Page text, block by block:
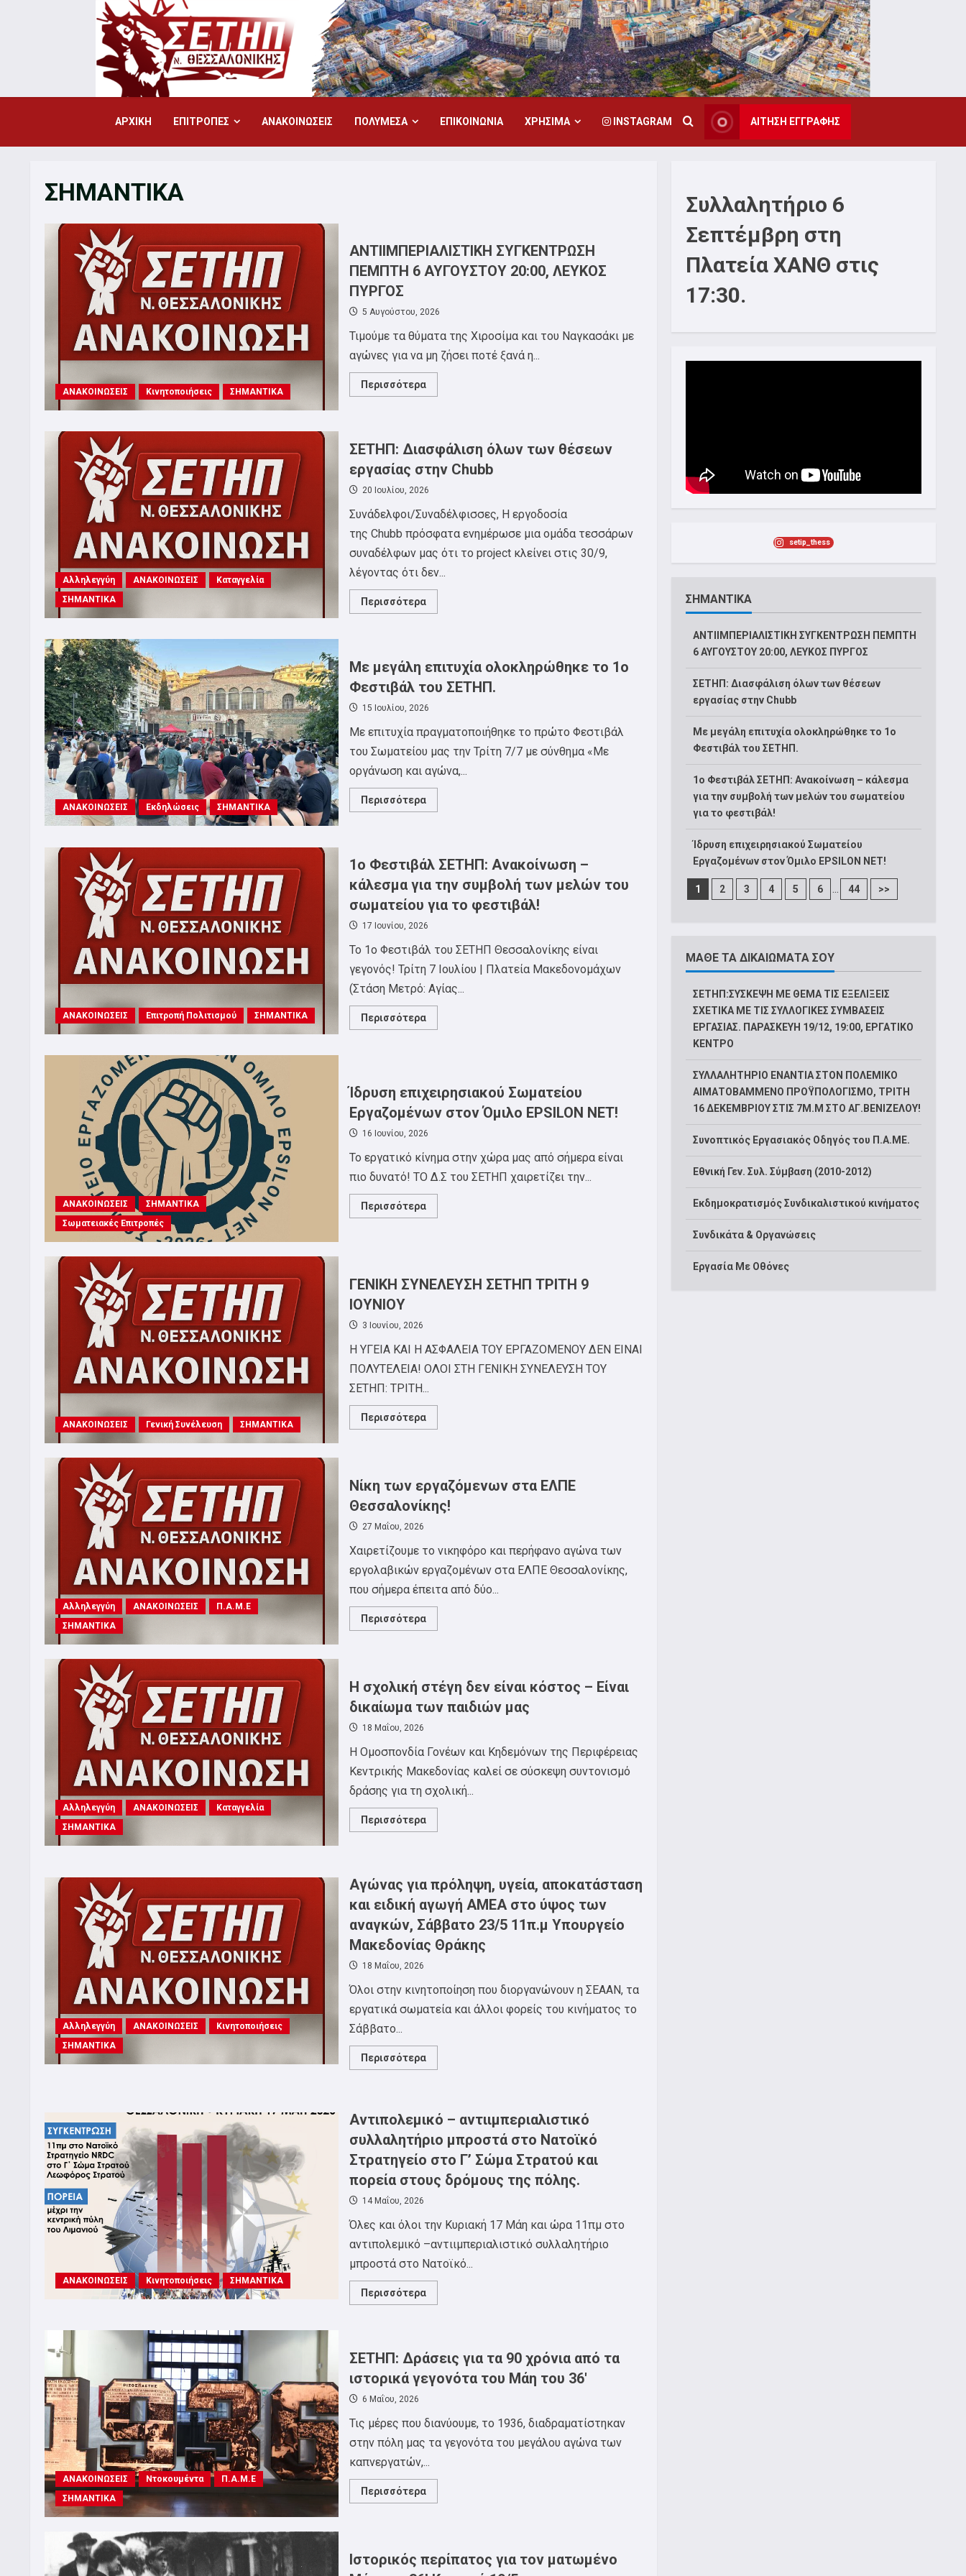
ΑΡΧΙΚΗ ΕΠΙΤΡΟΠΕΣ ΑΝΑΚΟΙΝΩΣΕΙΣ ΠΟΛΥΜΕΣΑ ΕΠΙΚΟΙΝΩΝΙΑ ΧΡΗΣΙΜΑ INSTAGRAM ΑΙΤΗΣΗ ΕΓΓΡΑΦΗΣ
ΣΗΜΑΝΤΙΚΑ
ΑΝΑΚΟΙΝΩΣΕΙΣ Κινητοποιήσεις ΣΗΜΑΝΤΙΚΑ
ΑΝΤΙΙΜΠΕΡΙΑΛΙΣΤΙΚΗ ΣΥΓΚΕΝΤΡΩΣΗ
ΠΕΜΠΤΗ 6 ΑΥΓΟΥΣΤΟΥ 20:00, ΛΕΥΚΟΣ
ΠΥΡΓΟΣ
5 Αυγούστου, 2026
Τιμούμε τα θύματα της Χιροσίμα και του Ναγκασάκι με
αγώνες για να μη ζήσει ποτέ ξανά η...
ΠερισσότεραRead
more
6
ΑΥΓΟΥΣΤΟΥ
20:00,
ΛΕΥΚΟΣ
ΠΥΡΓΟΣ
Αλληλεγγύη ΑΝΑΚΟΙΝΩΣΕΙΣ
Καταγγελία
ΣΗΜΑΝΤΙΚΑ
ΣΕΤΗΠ: Διασφάλιση όλων των θέσεων
εργασίας στην Chubb
20 Ιουλίου, 2026
Συνάδελφοι/Συναδέλφισσες, Η εργοδοσία
της Chubb πρόσφατα ενημέρωσε μια ομάδα τεσσάρων
συναδέλφων μας ότι το project κλείνει στις 30/9,
λέγοντας ότι δεν...
ΠερισσότεραRead
more
θέσεων
εργασίας
στην
ΑΝΑΚΟΙΝΩΣΕΙΣ Εκδηλώσεις ΣΗΜΑΝΤΙΚΑ
Με μεγάλη επιτυχία ολοκληρώθηκε το 1ο
Φεστιβάλ του ΣΕΤΗΠ.
15 Ιουλίου, 2026
Με επιτυχία πραγματοποιήθηκε το πρώτο Φεστιβάλ
του Σωματείου μας την Τρίτη 7/7 με σύνθημα «Με
οργάνωση και αγώνα,...
ΠερισσότεραRead
more
ολοκληρώθηκε
το
1ο
Φεστιβάλ
του
ΣΕΤΗΠ.
ΑΝΑΚΟΙΝΩΣΕΙΣ Επιτροπή Πολιτισμού ΣΗΜΑΝΤΙΚΑ
1o Φεστιβάλ ΣΕΤΗΠ: Ανακοίνωση –
κάλεσμα για την συμβολή των μελών του
σωματείου για το φεστιβάλ!
17 Ιουνίου, 2026
To 1o Φεστιβάλ του ΣΕΤΗΠ Θεσσαλονίκης είναι
γεγονός! Τρίτη 7 Ιουλίου | Πλατεία Μακεδονομάχων
(Στάση Μετρό: Αγίας...
ΠερισσότεραRead
more
–
κάλεσμα
για
την
συμβολή
των
του
για
φεστιβάλ!
ΑΝΑΚΟΙΝΩΣΕΙΣ
ΣΗΜΑΝΤΙΚΑ
Σωματειακές Επιτροπές
Ίδρυση επιχειρησιακού Σωματείου
Εργαζομένων στον Όμιλο EPSILON NET!
16 Ιουνίου, 2026
Το εργατικό κίνημα στην χώρα μας από σήμερα είναι
πιο δυνατό! ΤΟ Δ.Σ του ΣΕΤΗΠ χαιρετίζει την...
ΠερισσότεραRead
more
Όμιλο
ΑΝΑΚΟΙΝΩΣΕΙΣ Γενική Συνέλευση ΣΗΜΑΝΤΙΚΑ
ΓΕΝΙΚΗ ΣΥΝΕΛΕΥΣΗ ΣΕΤΗΠ ΤΡΙΤΗ 9
ΙΟΥΝΙΟΥ
3 Ιουνίου, 2026
Η ΥΓΕΙΑ ΚΑΙ Η ΑΣΦΑΛΕΙΑ ΤΟΥ ΕΡΓΑΖΟΜΕΝΟΥ ΔΕΝ ΕΙΝΑΙ
ΠΟΛΥΤΕΛΕΙΑ! ΟΛΟΙ ΣΤΗ ΓΕΝΙΚΗ ΣΥΝΕΛΕΥΣΗ ΤΟΥ
ΣΕΤΗΠ: ΤΡΙΤΗ...
ΠερισσότεραRead
more
9
ΙΟΥΝΙΟΥ
Αλληλεγγύη ΑΝΑΚΟΙΝΩΣΕΙΣ
Π.Α.Μ.Ε
ΣΗΜΑΝΤΙΚΑ
Νίκη των εργαζόμενων στα ΕΛΠΕ
Θεσσαλονίκης!
27 Μαΐου, 2026
Χαιρετίζουμε το νικηφόρο και περήφανο αγώνα των
εργολαβικών εργαζομένων στα ΕΛΠΕ Θεσσαλονίκης,
που σήμερα έπειτα από δύο...
ΠερισσότεραRead
more
στα
ΕΛΠΕ
Θεσσαλονίκης!
Αλληλεγγύη ΑΝΑΚΟΙΝΩΣΕΙΣ
Καταγγελία
ΣΗΜΑΝΤΙΚΑ
Η σχολική στέγη δεν είναι κόστος – Είναι
δικαίωμα των παιδιών μας
18 Μαΐου, 2026
Η Ομοσπονδία Γονέων και Κηδεμόνων της Περιφέρειας
Κεντρικής Μακεδονίας καλεί σε σύσκεψη συντονισμό
δράσης για τη σχολική...
ΠερισσότεραRead
more
δεν
είναι
κόστος
–
Είναι
δικαίωμα
των
παιδιών
Αλληλεγγύη ΑΝΑΚΟΙΝΩΣΕΙΣ
Κινητοποιήσεις
ΣΗΜΑΝΤΙΚΑ
Αγώνας για πρόληψη, υγεία, αποκατάσταση
και ειδική αγωγή ΑΜΕΑ στο ύψος των
αναγκών, Σάββατο 23/5 11π.μ Υπουργείο
Μακεδονίας Θράκης
18 Μαΐου, 2026
Όλοι στην κινητοποίηση που διοργανώνουν η ΣΕΑΑΝ, τα
εργατικά σωματεία και άλλοι φορείς του κινήματος το
Σάββατο...
ΠερισσότεραRead
more
υγεία,
αποκατάσταση
και
ειδική
αγωγή
ΑΜΕΑ
στο
ύψος
Σάββατο
23/5
Υπουργείο
Μακεδονίας
Θράκης
ΑΝΑΚΟΙΝΩΣΕΙΣ Κινητοποιήσεις ΣΗΜΑΝΤΙΚΑ
Αντιπολεμικό – αντιιμπεριαλιστικό
συλλαλητήριο μπροστά στο Νατοϊκό
Στρατηγείο στο Γ’ Σώμα Στρατού και
πορεία στους δρόμους της πόλης.
14 Μαΐου, 2026
Όλες και όλοι την Κυριακή 17 Μάη και ώρα 11πμ στο
αντιπολεμικό –αντιιμπεριαλιστικό συλλαλητήριο
μπροστά στο Νατοϊκό...
ΠερισσότεραRead
more
συλλαλητήριο
μπροστά
Νατοϊκό
Σώμα
Στρατού
και
στους
της
πόλης.
ΑΝΑΚΟΙΝΩΣΕΙΣ Ντοκουμέντα
Π.Α.Μ.Ε
ΣΗΜΑΝΤΙΚΑ
ΣΕΤΗΠ: Δράσεις για τα 90 χρόνια από τα
ιστορικά γεγονότα του Μάη του 36′
6 Μαΐου, 2026
Τις μέρες που διανύουμε, το 1936, διαδραματίστηκαν
στην πόλη μας τα γεγονότα του μεγάλου αγώνα των
καπνεργατών,...
ΠερισσότεραRead
more
90
χρόνια
Ιστορικός περίπατος για τον ματωμένο
Συλλαλητήριο 6
Σεπτέμβρη στη
Πλατεία ΧΑΝΘ στις
17:30.
setip_thess
ΣΗΜΑΝΤΙΚΑ
ΑΝΤΙΙΜΠΕΡΙΑΛΙΣΤΙΚΗ ΣΥΓΚΕΝΤΡΩΣΗ ΠΕΜΠΤΗ
6 ΑΥΓΟΥΣΤΟΥ 20:00, ΛΕΥΚΟΣ ΠΥΡΓΟΣ
ΣΕΤΗΠ: Διασφάλιση όλων των θέσεων
εργασίας στην Chubb
Με μεγάλη επιτυχία ολοκληρώθηκε το 1ο
Φεστιβάλ του ΣΕΤΗΠ.
1o Φεστιβάλ ΣΕΤΗΠ: Ανακοίνωση – κάλεσμα
για την συμβολή των μελών του σωματείου
για το φεστιβάλ!
Ίδρυση επιχειρησιακού Σωματείου
Εργαζομένων στον Όμιλο EPSILON NET!
1 2 3 4 5 6 44 >>
ΜΑΘΕ ΤΑ ΔΙΚΑΙΩΜΑΤΑ ΣΟΥ
ΣΕΤΗΠ:ΣΥΣΚΕΨΗ ΜΕ ΘΕΜΑ ΤΙΣ ΕΞΕΛΙΞΕΙΣ
ΣΧΕΤΙΚΑ ΜΕ ΤΙΣ ΣΥΛΛΟΓΙΚΕΣ ΣΥΜΒΑΣΕΙΣ
ΕΡΓΑΣΙΑΣ. ΠΑΡΑΣΚΕΥΗ 19/12, 19:00, ΕΡΓΑΤΙΚΟ
ΚΕΝΤΡΟ
ΣΥΛΛΑΛΗΤΗΡΙΟ ΕΝΑΝΤΙΑ ΣΤΟΝ ΠΟΛΕΜΙΚΟ
ΑΙΜΑΤΟΒΑΜΜΕΝΟ ΠΡΟΫΠΟΛΟΓΙΣΜΟ, ΤΡΙΤΗ
16 ΔΕΚΕΜΒΡΙΟΥ ΣΤΙΣ 7Μ.Μ ΣΤΟ ΑΓ.ΒΕΝΙΖΕΛΟΥ!
Συνοπτικός Εργασιακός Οδηγός του Π.Α.ΜΕ.
Εθνική Γεν. Συλ. Σύμβαση (2010-2012)
Εκδημοκρατισμός Συνδικαλιστικού κινήματος
Συνδικάτα & Οργανώσεις
Εργασία Με Οθόνες